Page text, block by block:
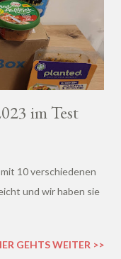
im Test
10 verschiedenen
und wir haben sie
GEHTS WEITER >>